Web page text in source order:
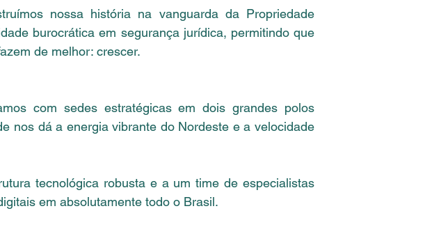
nossa história na vanguarda da Propriedade
burocrática em segurança jurídica, permitindo que
de melhor: crescer.
com sedes estratégicas em dois grandes polos
nos dá a energia vibrante do Nordeste e a velocidade
tecnológica robusta e a um time de especialistas
em absolutamente todo o Brasil.